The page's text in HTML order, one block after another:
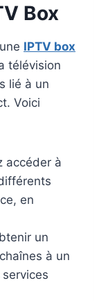
Box
IPTV box
télévision
lié à un
Voici
accéder à
en
un
à un